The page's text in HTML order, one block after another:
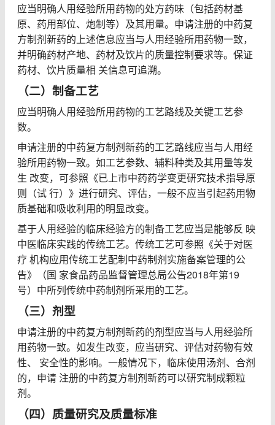
应当明确人用经验所用药物的处方药味（包括药材基
原、药用部位、炮制等）及其用量。申请注册的中药复
方制剂新药的上述信息应当与人用经验所用药物一致，
并明确药材产地、药材及饮片的质量控制要求等。保证
药材、饮片质量相 关信息可追溯。
（二）制备工艺
应当明确人用经验所用药物的工艺路线及关键工艺参
数。
申请注册的中药复方制剂新药的工艺路线应当与人用经
验所用药物一致。如工艺参数、辅料种类及其用量等发
生 改变，可参照《已上市中药药学变更研究技术指导原
则（试 行）》进行研究、评估，一般不应当引起药用物
质基础和吸收利用的明显改变。
基于人用经验的临床经验方的制备工艺应当是能够反 映
中医临床实践的传统工艺。传统工艺可参照《关于对医
疗 机构应用传统工艺配制中药制剂实施备案管理的公
告》（国 家食品药品监督管理总局公告2018年第19
号）中所列传统中药制剂所采用的工艺。
（三）剂型
申请注册的中药复方制剂新药的剂型应当与人用经验所
用药物一致。如发生改变，应当研究、评估对药物有效
性、 安全性的影响。一般情况下，临床使用汤剂、合剂
的，申请 注册的中药复方制剂新药可以研究制成颗粒
剂。
（四）质量研究及质量标准